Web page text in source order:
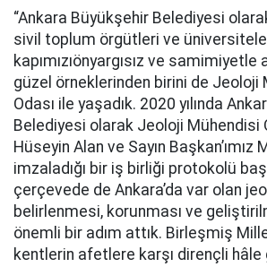
“Ankara Büyükşehir Belediyesi
sivil toplum örgütleri ve
kapımızıönyargısız ve samimiyetle
güzel örneklerinden birini de Jeoloji
Odası ile yaşadık. 2020 yılında
Belediyesi olarak Jeoloji Mühendisi
Hüseyin Alan ve Sayın Başkan’ımız
imzaladığı bir iş birliği protokolü
çerçevede de Ankara’da var olan
belirlenmesi, korunması ve
önemli bir adım attık. Birleşmiş
kentlerin afetlere karşı dirençli